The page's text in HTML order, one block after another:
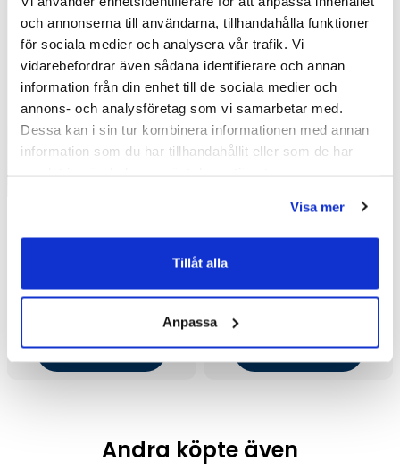
och annonserna till användarna, tillhandahålla funktioner
för sociala medier och analysera vår trafik. Vi
vidarebefordrar även sådana identifierare och annan
information från din enhet till de sociala medier och
annons- och analysföretag som vi samarbetar med.
Dessa kan i sin tur kombinera informationen med annan
information som du har tillhandahållit eller som de har
Visa mer
Tillåt alla
Anpassa
Macro Design Duschkabin
Blandare (71x91 Höger/Ice
med Vit bakvägg/Vit)
19 474 kr/st
Välj ...
Macro Design Duschkabin
Blandare (91x71
19 474 kr/st
Välj ...
Andra köpte även